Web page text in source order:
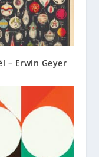
– Erwin Geyer